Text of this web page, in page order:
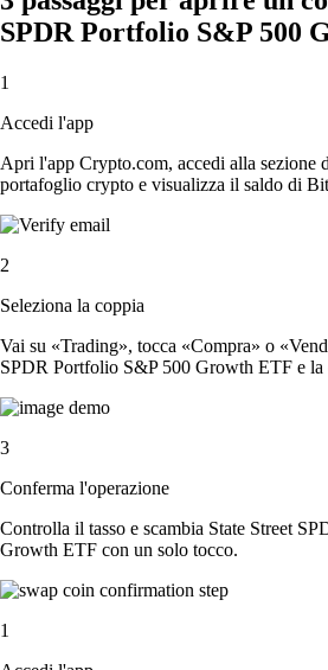
SPDR Portfolio S&P 500
1
Accedi l'app
Apri l'app Crypto.com, accedi alla sezione
portafoglio crypto e visualizza il saldo di
2
Seleziona la coppia
Vai su «Trading», tocca «Compra» o
SPDR Portfolio S&P 500 Growth ETF e la
3
Conferma l'operazione
Controlla il tasso e scambia State Street
Growth ETF con un solo tocco.
1